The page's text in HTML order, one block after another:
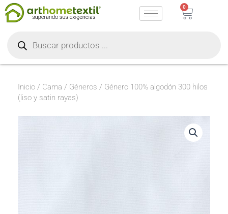
0
Carrito
productos
Inicio / Cama / Géneros / Género 100% algodón 300 hilos
(liso y satin rayas)